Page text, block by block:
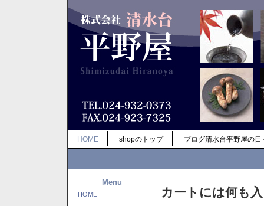
HOME shopのトップ ブログ清水台平野屋の日
Menu
HOME
カートには何も